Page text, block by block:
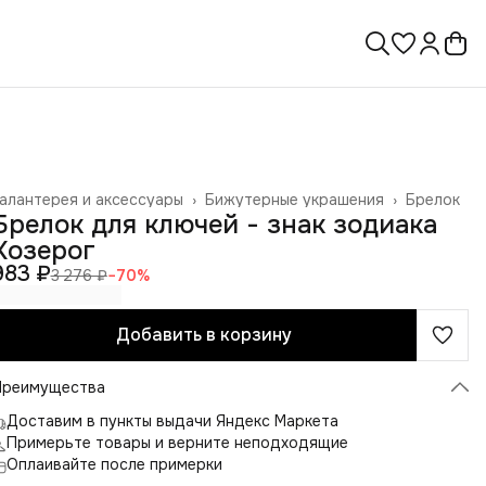
Брелок
Бижутерные украшения ›
и аксессуары ›
›
для ключей - знак зодиака
₽3 276 ₽−70%
Добавить в корзину
Доставим в пункты выдачи Яндекс Маркета
Примерьте товары и верните неподходящие
Оплаивайте после примерки